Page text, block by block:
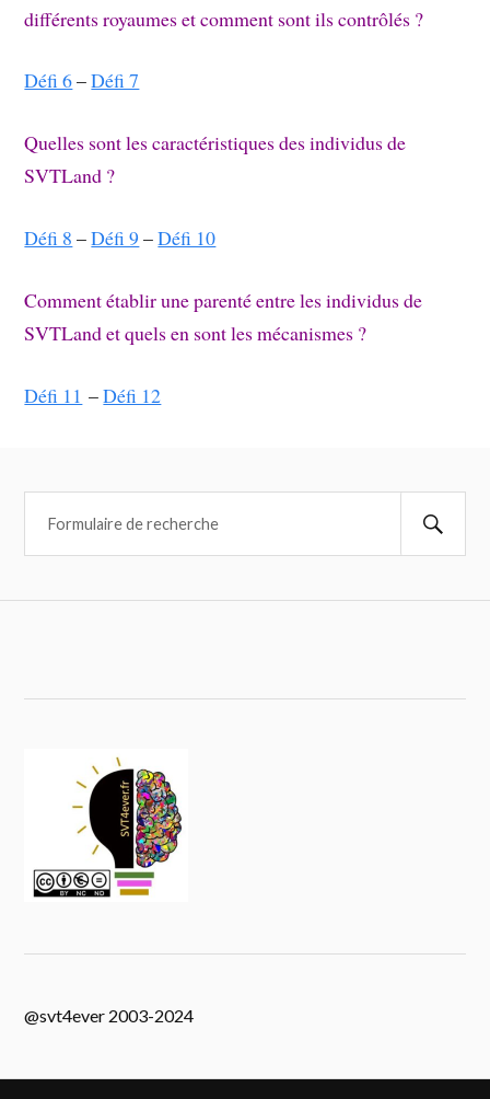
différents royaumes et comment sont ils contrôlés ?
Défi 6–Défi 7
Quelles sont les caractéristiques des individus de
SVTLand ?
Défi 8 –Défi 9–Défi 10
Comment établir une parenté entre les individus de
SVTLand et quels en sont les mécanismes ?
Défi 11 –Défi 12
@svt4ever 2003-2024